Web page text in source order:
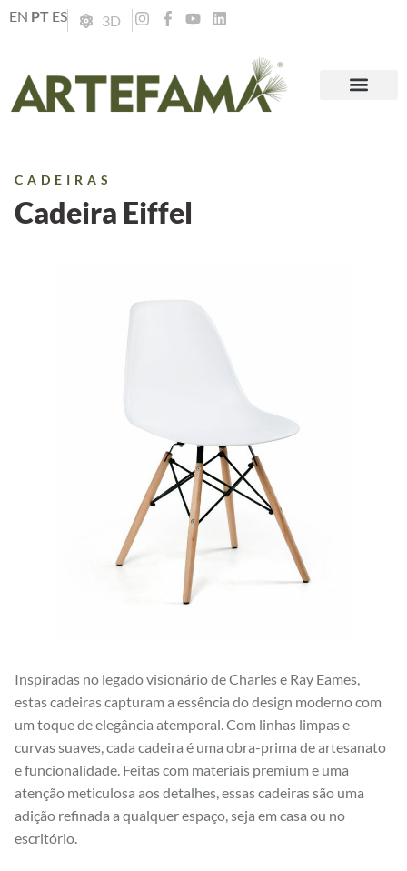
EN PT ES 3D
CADEIRAS
Cadeira Eiffel
Inspiradas no legado visionário de Charles e Ray Eames,
estas cadeiras capturam a essência do design moderno com
um toque de elegância atemporal. Com linhas limpas e
curvas suaves, cada cadeira é uma obra-prima de artesanato
e funcionalidade. Feitas com materiais premium e uma
atenção meticulosa aos detalhes, essas cadeiras são uma
adição refinada a qualquer espaço, seja em casa ou no
escritório.